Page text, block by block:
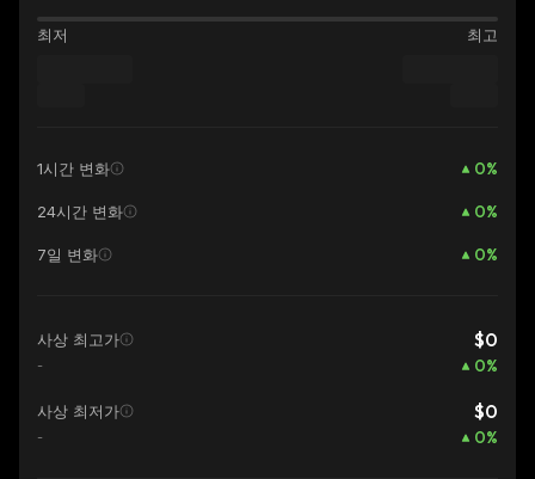
최저 최고
1시간 변화 0%
24시간 변화 0%
7일 변화 0%
사상 최고가 $0
- 0%
사상 최저가 $0
- 0%